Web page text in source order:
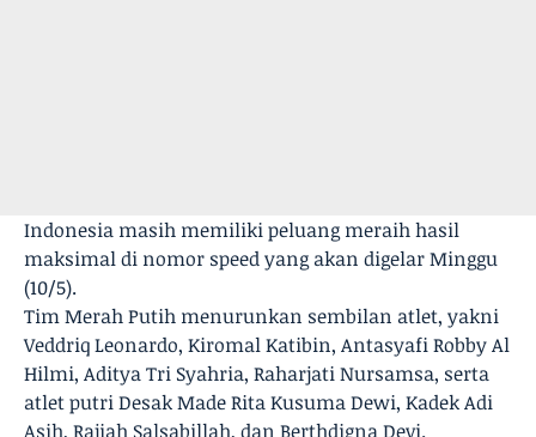
Indonesia masih memiliki peluang meraih hasil
maksimal di nomor speed yang akan digelar Minggu
(10/5).
Tim Merah Putih menurunkan sembilan atlet, yakni
Veddriq Leonardo, Kiromal Katibin, Antasyafi Robby Al
Hilmi, Aditya Tri Syahria, Raharjati Nursamsa, serta
atlet putri Desak Made Rita Kusuma Dewi, Kadek Adi
Asih, Rajiah Salsabillah, dan Berthdigna Devi.